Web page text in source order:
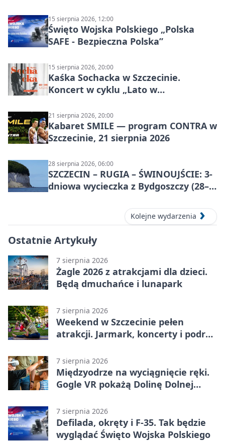
15 sierpnia 2026, 12:00
Święto Wojska Polskiego „Polska
SAFE - Bezpieczna Polska”
15 sierpnia 2026, 20:00
Kaśka Sochacka w Szczecinie.
Koncert w cyklu „Lato w
21 sierpnia 2026, 20:00
Kabaret SMILE — program CONTRA w
Szczecinie, 21 sierpnia 2026
28 sierpnia 2026, 06:00
SZCZECIN – RUGIA – ŚWINOUJŚCIE: 3-
dniowa wycieczka z Bydgoszczy (28–
Kolejne wydarzenia
Ostatnie Artykuły
7 sierpnia 2026
Żagle 2026 z atrakcjami dla dzieci.
Będą dmuchańce i lunapark
7 sierpnia 2026
Weekend w Szczecinie pełen
atrakcji. Jarmark, koncerty i podróż
7 sierpnia 2026
Międzyodrze na wyciągnięcie ręki.
Gogle VR pokażą Dolinę Dolnej
7 sierpnia 2026
Defilada, okręty i F-35. Tak będzie
wyglądać Święto Wojska Polskiego